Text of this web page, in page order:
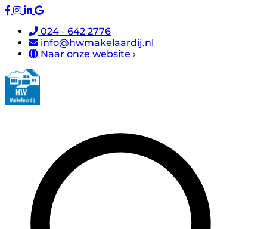
024 - 642 2776
info@hwmakelaardij.nl
Naar onze website ›